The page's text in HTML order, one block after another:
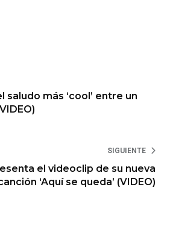
saludo más ‘cool’ entre un
SIGUIENTE
el videoclip de su nueva
‘Aquí se queda’ (VIDEO)